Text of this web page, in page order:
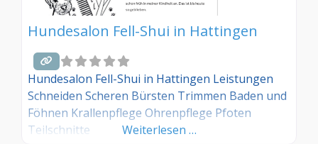
Hundesalon Fell-Shui in Hattingen
Hundesalon Fell-Shui in Hattingen Leistungen
Schneiden Scheren Bürsten Trimmen Baden und
Föhnen Krallenpflege Ohrenpflege Pfoten
Teilschnitte
Weiterlesen …